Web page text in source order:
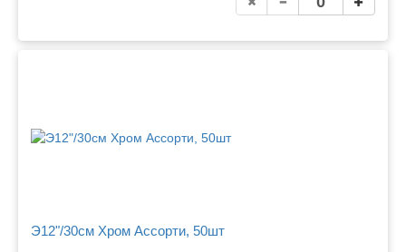
Э12"/30см Хром Ассорти, 50шт